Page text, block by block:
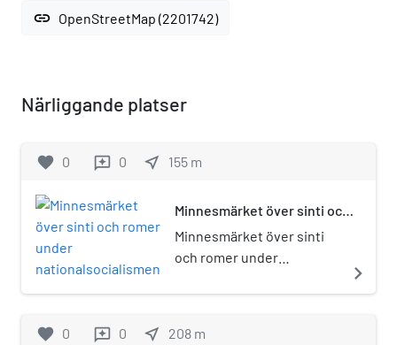
link OpenStreetMap (2201742)
Närliggande platser
favorite 0 reviews 0 near_me 155 m
Minnesmärket över sinti och
nationalsocialismen
Minnesmärket över sinti
och romer under
(tyska: Denkmal für die im
navigate_next
favorite 0 reviews 0 near_me 208 m